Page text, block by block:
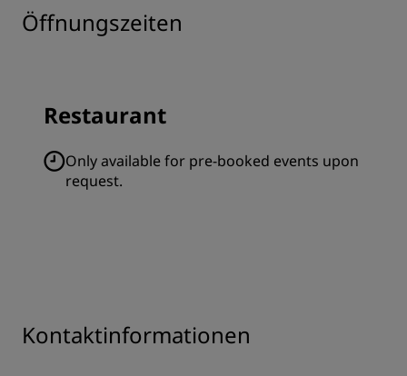
Öffnungszeiten
Restaurant
Only available for pre-booked events upon
request.
Kontaktinformationen